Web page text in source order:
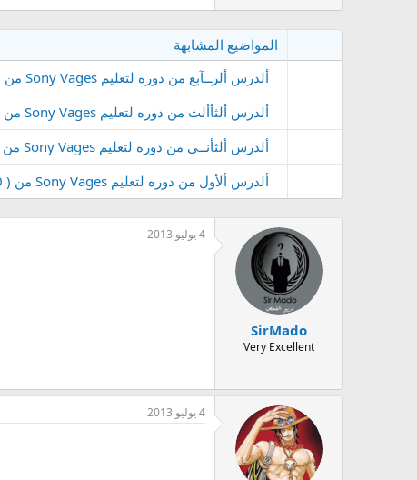
المواضيع المشابهة
ألدرس ألرــآبع من دوره لتعليم Sony Vages من ( 0 - حتى ألإحترأف )
ألدرس ألثأألث من دوره لتعليم Sony Vages من ( 0 - حتى ألإحترأف )
ألدرس ألثأنــي من دوره لتعليم Sony Vages من ( 0 - حتى ألإحترأف )
ألدرس ألأول من دوره لتعليم Sony Vages من ( 0 - حتى ألإحترأف )
SirMado
Very Excellent
4 يوليو 2013
4 يوليو 2013